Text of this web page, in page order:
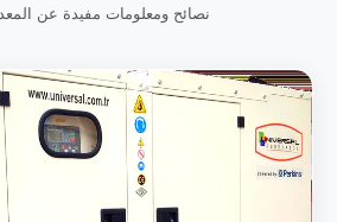
نصائح ومعلومات مفيدة عن